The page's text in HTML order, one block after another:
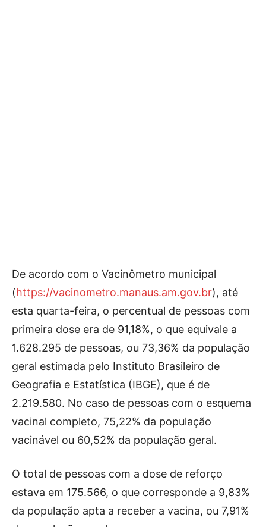
De acordo com o Vacinômetro municipal
(https://vacinometro.manaus.am.gov.br), até
esta quarta-feira, o percentual de pessoas com
primeira dose era de 91,18%, o que equivale a
1.628.295 de pessoas, ou 73,36% da população
geral estimada pelo Instituto Brasileiro de
Geografia e Estatística (IBGE), que é de
2.219.580. No caso de pessoas com o esquema
vacinal completo, 75,22% da população
vacinável ou 60,52% da população geral.
O total de pessoas com a dose de reforço
estava em 175.566, o que corresponde a 9,83%
da população apta a receber a vacina, ou 7,91%